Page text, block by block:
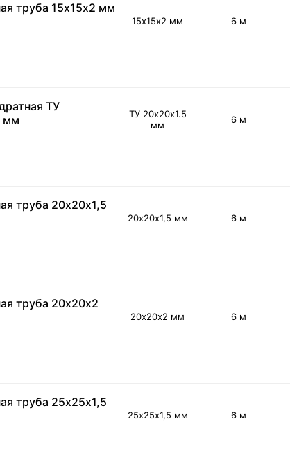
труба 15х15х2 мм
15х15х2 мм 6 м
ТУ
мм
ТУ 20х20х1.5
мм
6 м
труба 20х20х1,5
20х20х1,5 мм 6 м
труба 20х20х2
20х20х2 мм 6 м
труба 25х25х1,5
25х25х1,5 мм 6 м